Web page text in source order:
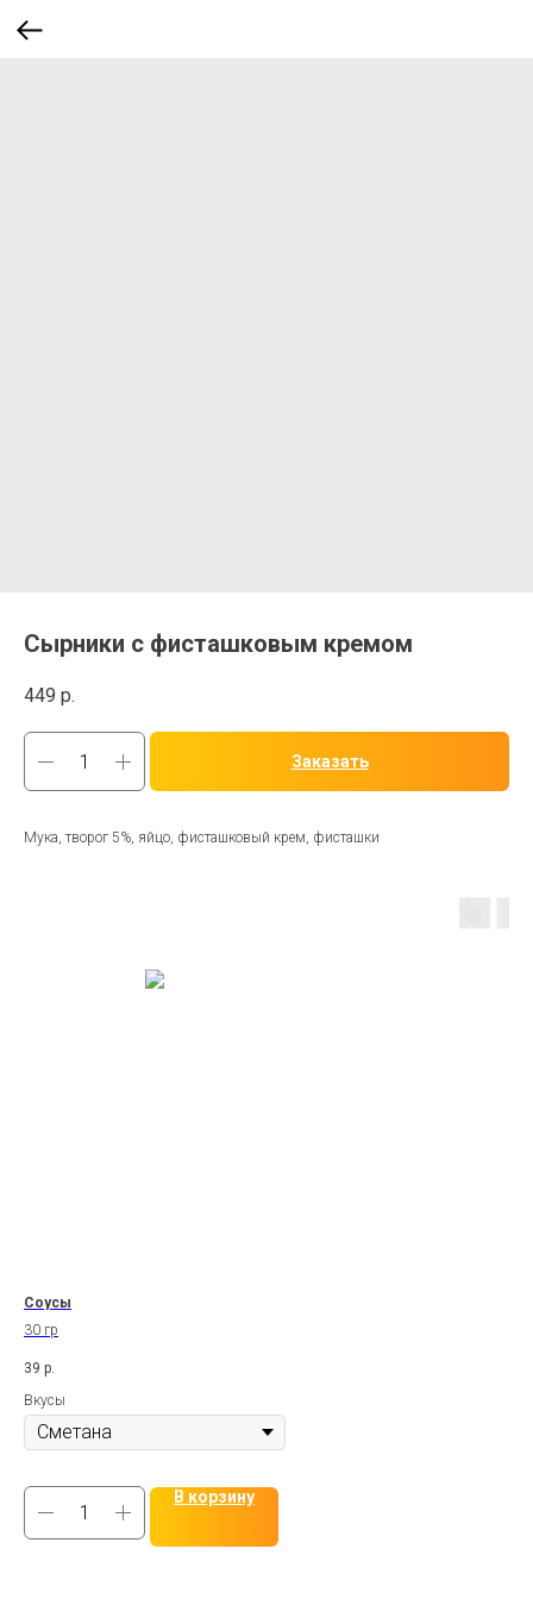
Сырники с фисташковым кремом
449 р.
Заказать
Мука, творог 5%, яйцо, фисташковый крем, фисташки
Соусы
30 гр
39 р.
Вкусы
В корзину